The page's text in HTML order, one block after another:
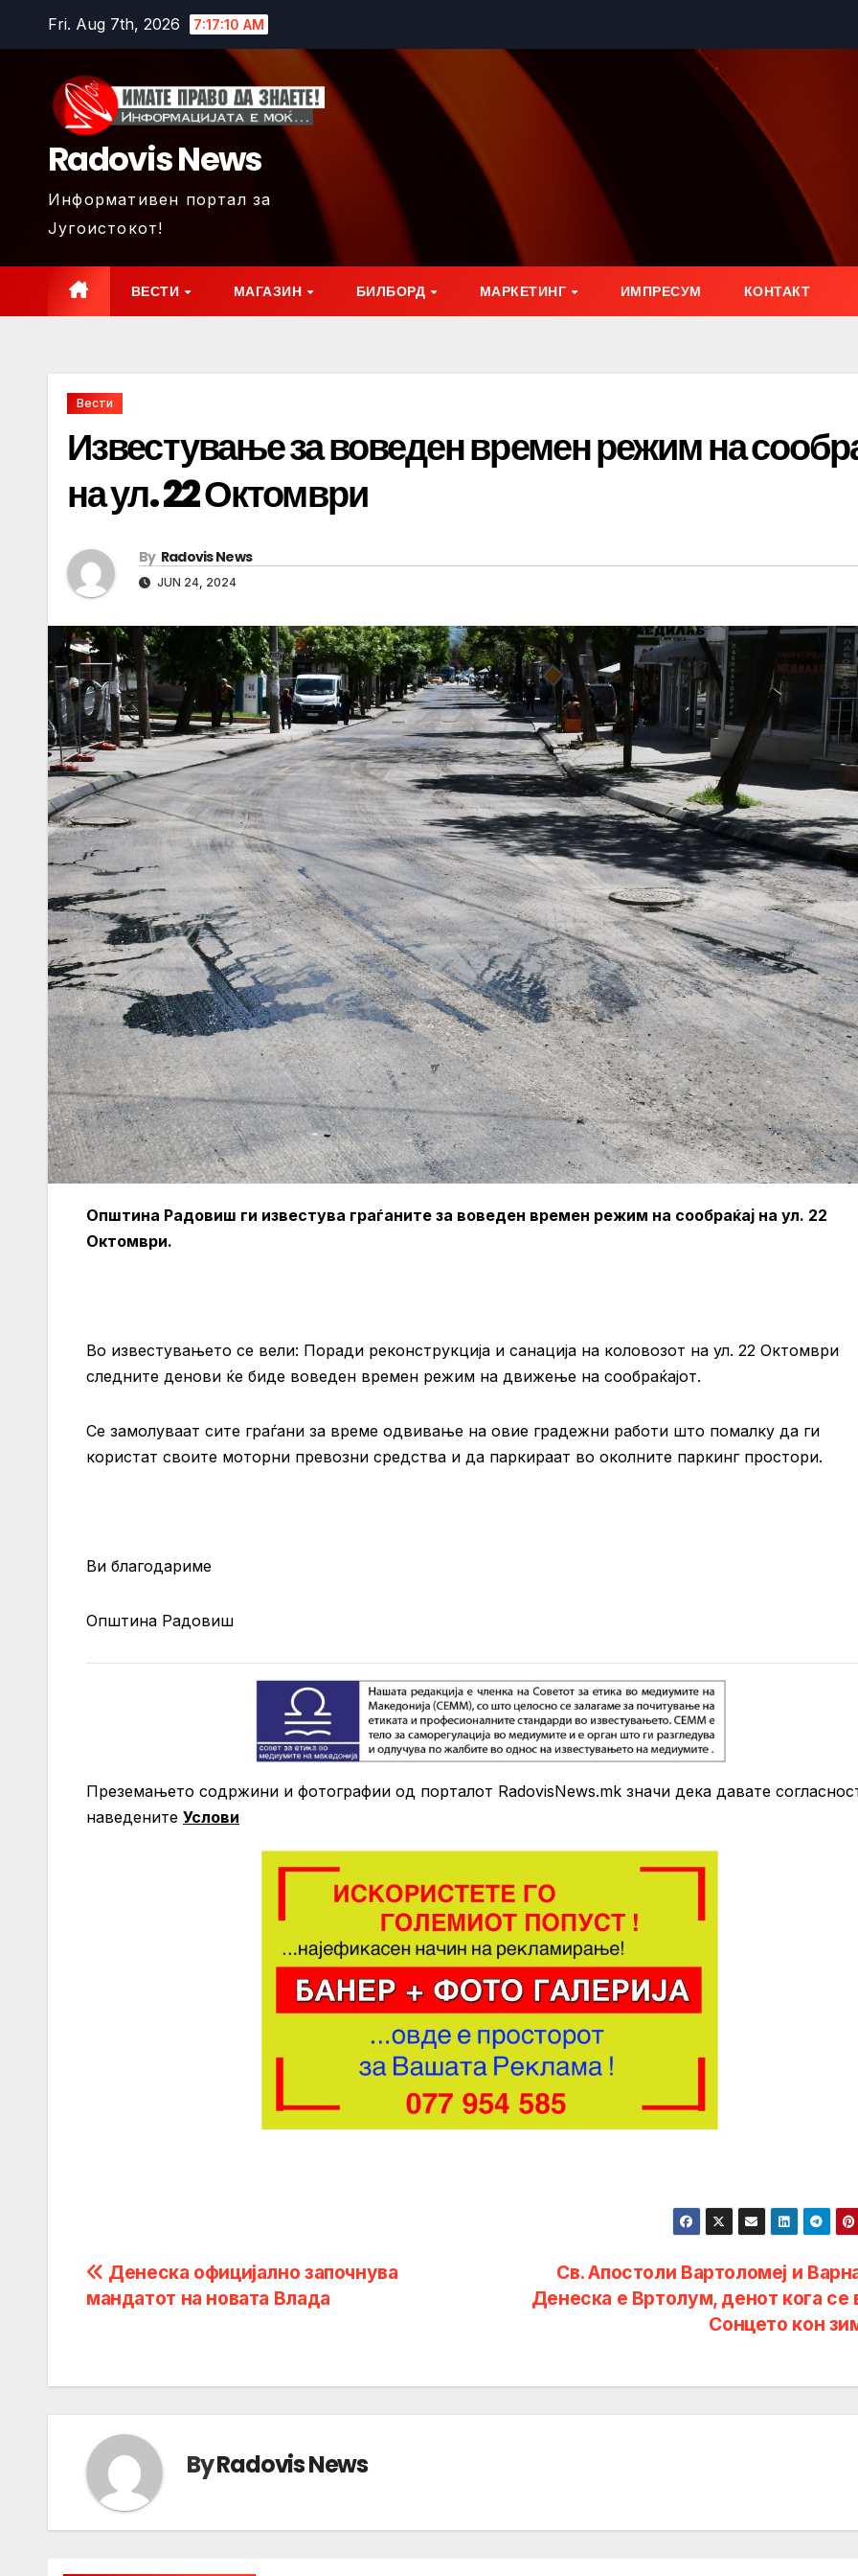
Fri. Aug 7th, 2026 7:17:11 AM
Radovis News
Информативен портал за
Југоистокот!
ВЕСТИ МАГАЗИН БИЛБОРД МАРКЕТИНГ ИМПРЕСУМ КОНТАКТ
Вести
Известување за воведен времен режим на
на ул. 22 Октомври
By Radovis News
JUN 24, 2024
Општина Радовиш ги известува граѓаните за воведен времен режим на сообраќај на ул. 22
Октомври.
Во известувањето се вели: Поради реконструкција и санација на коловозот на ул. 22 Октомври
следните денови ќе биде воведен времен режим на движење на сообраќајот.
Се замолуваат сите граѓани за време одвивање на овие градежни работи што помалку да ги
користат своите моторни превозни средства и да паркираат во околните паркинг простори.
Ви благодариме
Општина Радовиш
Преземањето содржини и фотографии од порталот RadovisNews.mk значи дека давате
нaведените Услови
Post
navigation
Св. Апостоли Вартоломеј и
Денеска е Вртолум, денот кога се
Сонцето кон
Денеска официјално започнува
мандатот на новата Влада
ByRadovis News